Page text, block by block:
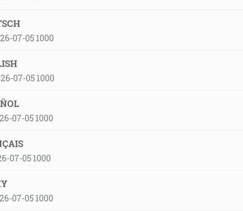
07-05 1000
07-05 1000
07-05 1000
07-05 1000
07-05 1000